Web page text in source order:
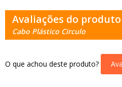
Avaliações do produto
Cabo Plástico Circulo
O que achou deste produto?